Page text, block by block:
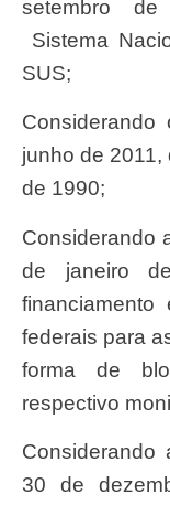
setembro
Sistema
SUS;
Considerando o Decreto nº 7.508, de 28 de
junho de 2011,
de 1990;
Considerando a Portaria nº 204/GM/MS, de 29
de janeiro
federais para
forma de
respectivo
Considerando a Portaria nº 4.279/GM/MS, de
30 de